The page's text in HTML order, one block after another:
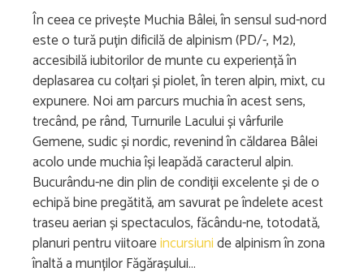
În ceea ce privește Muchia Bâlei, în sensul sud-nord
este o tură puțin dificilă de alpinism (PD/-, M2),
accesibilă iubitorilor de munte cu experiență în
deplasarea cu colțari și piolet, în teren alpin, mixt, cu
expunere. Noi am parcurs muchia în acest sens,
trecând, pe rând, Turnurile Lacului și vârfurile
Gemene, sudic și nordic, revenind în căldarea Bâlei
acolo unde muchia își leapădă caracterul alpin.
Bucurându-ne din plin de condiții excelente și de o
echipă bine pregătită, am savurat pe îndelete acest
traseu aerian și spectaculos, făcându-ne, totodată,
planuri pentru viitoareincursiunide alpinism în zona
înaltă a munților Făgărașului…